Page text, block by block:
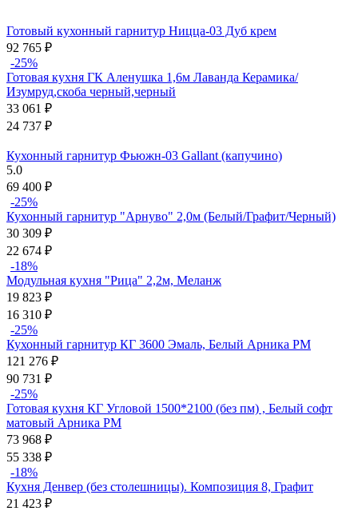
Готовый кухонный гарнитур Ницца-03 Дуб крем
92 765 ₽
-25%
Готовая кухня ГК Аленушка 1,6м Лаванда Керамика/
Изумруд,скоба черный,черный
33 061 ₽
24 737 ₽
Кухонный гарнитур Фьюжн-03 Gallant (капучино)
5.0
69 400 ₽
-25%
Кухонный гарнитур "Арнуво" 2,0м (Белый/Графит/Черный)
30 309 ₽
22 674 ₽
-18%
Модульная кухня "Рица" 2,2м, Меланж
19 823 ₽
16 310 ₽
-25%
Кухонный гарнитур КГ 3600 Эмаль, Белый Арника РМ
121 276 ₽
90 731 ₽
-25%
Готовая кухня КГ Угловой 1500*2100 (без пм) , Белый софт
матовый Арника РМ
73 968 ₽
55 338 ₽
-18%
Кухня Денвер (без столешницы). Композиция 8, Графит
21 423 ₽